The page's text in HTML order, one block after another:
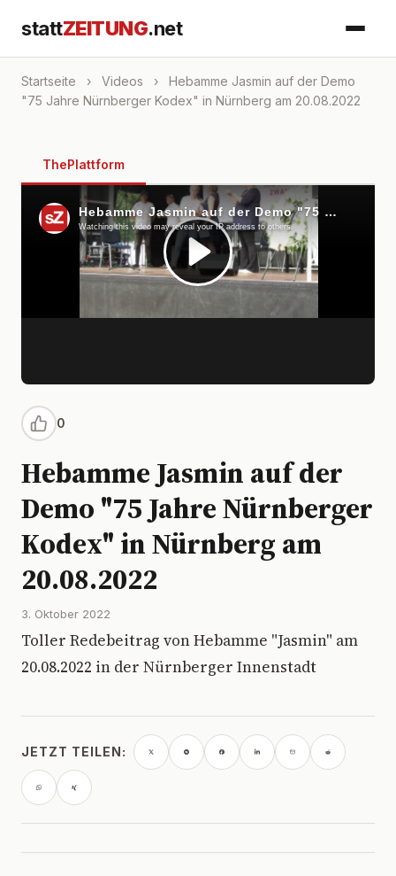
stattZEITUNG.net
Startseite › Videos ›
Hebamme Jasmin auf der Demo
"75 Jahre Nürnberger Kodex" in Nürnberg am 20.08.2022
ThePlattform
0
Hebamme Jasmin auf der
Demo "75 Jahre Nürnberger
Kodex" in Nürnberg am
20.08.2022
3. Oktober 2022
Toller Redebeitrag von Hebamme "Jasmin" am
20.08.2022 in der Nürnberger Innenstadt
JETZT TEILEN: